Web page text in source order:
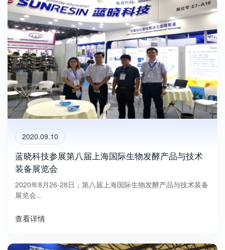
2020.09.10
蓝晓科技参展第八届上海国际生物发酵产品与技术
装备展览会
2020年8月26-28日，第八届上海国际生物发酵产品与技术装备
展览会...
查看详情